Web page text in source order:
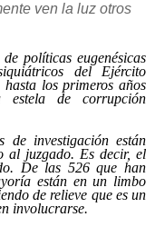
ven la luz otros
políticas eugenésicas
del Ejército
hasta los primeros años
de corrupción
de investigación están
al juzgado. Es decir, el
De las 526 que han
están en un limbo
de relieve que es un
involucrarse.